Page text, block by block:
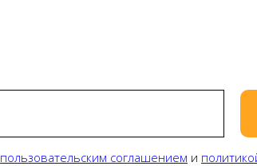
пользовательским соглашением и